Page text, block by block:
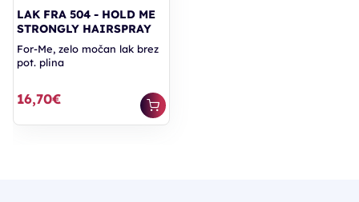
LAK FRA 504 - HOLD ME
STRONGLY HAIRSPRAY
For-Me, zelo močan lak brez
pot. plina
16,70€